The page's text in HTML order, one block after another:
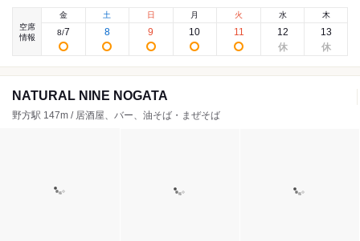
空席
情報
金
8/7
土
8
日
9
月
10
火
11
水
12
木
13
NATURAL NINE NOGATA
野方駅 147m / 居酒屋、バー、油そば・まぜそば